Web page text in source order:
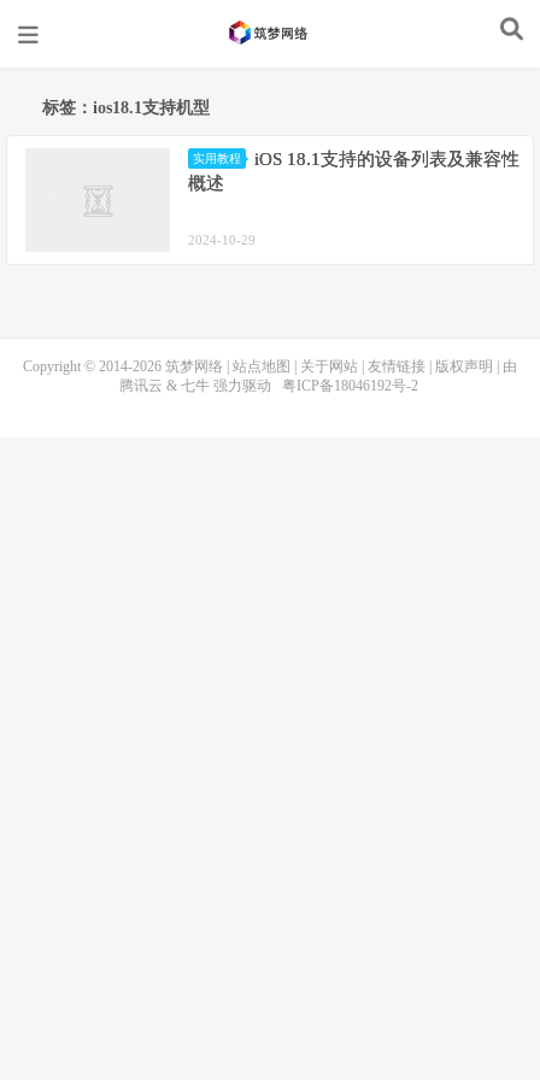
标签：ios18.1支持机型
实用教程
iOS 18.1支持的设备列表及兼容性
概述
2024-10-29
Copyright © 2014-2026 筑梦网络 站点地图 关于网站 友情链接 版权声明
| 由
腾讯云 & 七牛强力驱动 粤ICP备18046192号-2